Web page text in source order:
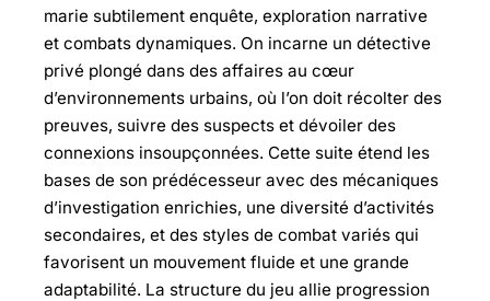
marie subtilement enquête, exploration narrative
et combats dynamiques. On incarne un détective
privé plongé dans des affaires au cœur
d’environnements urbains, où l’on doit récolter des
preuves, suivre des suspects et dévoiler des
connexions insoupçonnées. Cette suite étend les
bases de son prédécesseur avec des mécaniques
d’investigation enrichies, une diversité d’activités
secondaires, et des styles de combat variés qui
favorisent un mouvement fluide et une grande
adaptabilité. La structure du jeu allie progression